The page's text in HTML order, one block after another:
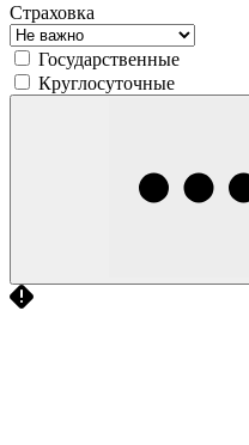
Страховка
Государственные
Круглосуточные